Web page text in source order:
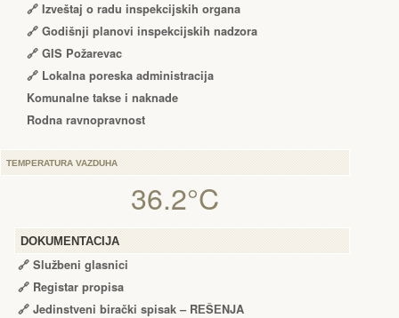
🔗 Izveštaj o radu inspekcijskih organa
🔗 Godišnji planovi inspekcijskih nadzora
🔗 GIS Požarevac
🔗 Lokalna poreska administracija
Komunalne takse i naknade
Rodna ravnopravnost
TEMPERATURA VAZDUHA
36.2°C
DOKUMENTACIJA
🔗 Službeni glasnici
🔗 Registar propisa
🔗 Jedinstveni birački spisak – RЕŠЕNJA